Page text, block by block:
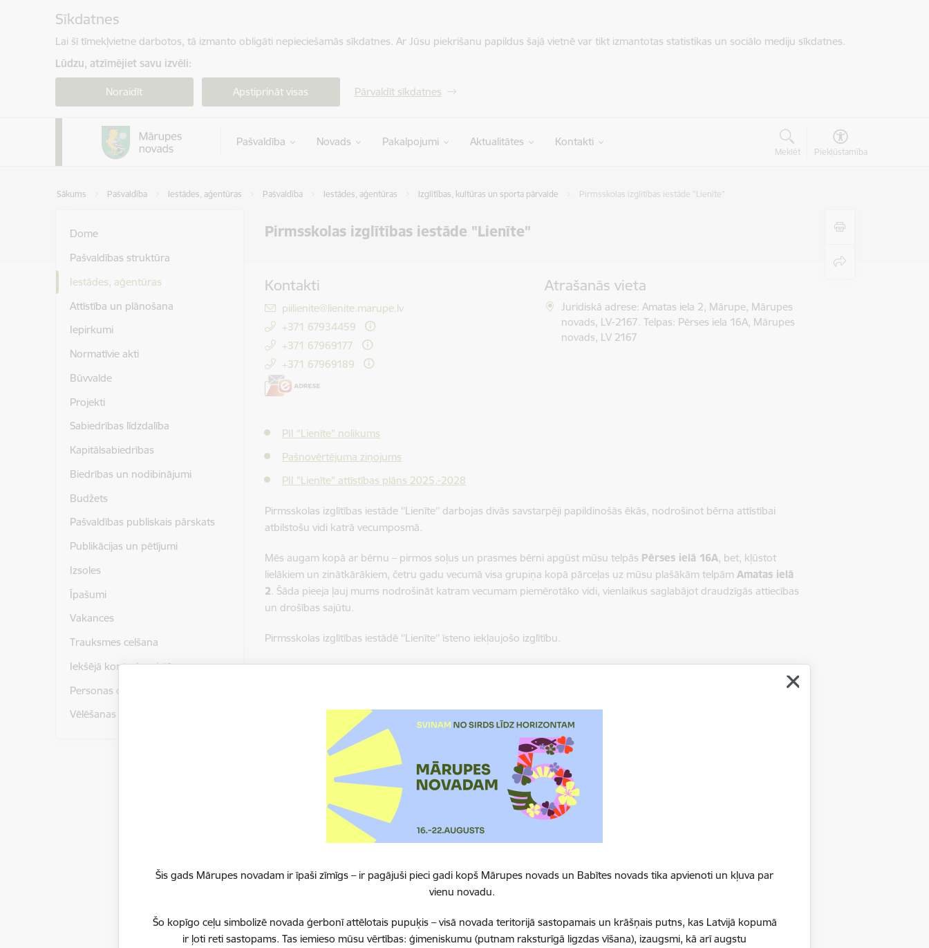
Sīkdatnes
Lai šī tīmekļvietne darbotos, tā izmanto obligāti nepieciešamās sīkdatnes. Ar Jūsu piekrišanu papildus šajā vietnē var tikt izmantotas statistikas un sociālo mediju sīkdatnes.
Lūdzu, atzīmējiet savu izvēli:
Noraidīt Apstiprināt visas Pārvaldīt sīkdatnes
Pašvaldība Novads Pakalpojumi Aktualitātes Kontakti
Meklēt Piekļūstamība
Sākums Pašvaldība Iestādes, aģentūras Pašvaldība Iestādes, aģentūras Izglītības, kultūras un sporta pārvalde Pirmsskolas izglītības iestāde "Lienīte"
Pirmsskolas izglītības iestāde "Lienīte"
Šis gads Mārupes novadam ir īpaši zīmīgs – ir pagājuši pieci gadi kopš Mārupes novads un Babītes novads tika apvienoti un kļuva par
vienu novadu.
Šo kopīgo ceļu simbolizē novada ģerbonī attēlotais pupuķis – visā novada teritorijā sastopamais un krāšņais putns, kas Latvijā kopumā
ir ļoti reti sastopams. Tas iemieso mūsu vērtības: ģimeniskumu (putnam raksturīgā ligzdas vīšana), izaugsmi, kā arī augstu
Dome
Pašvaldības struktūra
Iestādes, aģentūras
Attīstība un plānošana
Iepirkumi
Normatīvie akti
Būvvalde
Projekti
Sabiedrības līdzdalība
Kapitālsabiedrības
Biedrības un nodibinājumi
Budžets
Pašvaldības publiskais pārskats
Publikācijas un pētījumi
Izsoles
Īpašumi
Vakances
Trauksmes celšana
Iekšējā kontroles sistēma
Personas datu aizsardzība
Vēlēšanas
Kontakti
E-pasts:
piilienite@lienite.marupe.lv
+371 67934459
+371 67969177
+371 67969189
Atrašanās vieta
Juridiskā adrese: Amatas iela 2, Mārupe, Mārupes
novads, LV-2167. Telpas: Pērses iela 16A, Mārupes
novads, LV 2167
PII “Lienīte” nolikums
Pašnovērtējuma ziņojums
PII "Lienīte" attīstības plāns 2025.-2028
Pirmsskolas izglītības iestāde ‘’Lienīte’’ darbojas divās savstarpēji papildinošās ēkās, nodrošinot bērna attīstībai
atbilstošu vidi katrā vecumposmā.
Mēs augam kopā ar bērnu – pirmos soļus un prasmes bērni apgūst mūsu telpās Pērses ielā 16A, bet, kļūstot
lielākiem un zinātkārākiem, četru gadu vecumā visa grupiņa kopā pārceļas uz mūsu plašākām telpāmAmatas ielā
2. Šāda pieeja ļauj mums nodrošināt katram vecumam piemērotāko vidi, vienlaikus saglabājot draudzīgās attiecības
un drošības sajūtu.
Pirmsskolas izglītības iestādē ‘’Lienīte’’ īsteno iekļaujošo izglītību.
Ir licencētas trīs izglītības programmas:
3. Speciālās pirmsskolas izglītības programma izglītojamajiem ar jauktiem attīstības traucējumiem (izglītības
programmas kods 01015611)
2012.gadā par pašvaldības līdzekļiem bērnudārzā veikta iekštelpu renovācija, kā arī ēkas ārsienu siltināšana.
2015. gadā atklāta “Lienītes” otrā māja, kuru apmeklē bērni no 1,5 līdz 3 gadu vecumam.
Pērses iela 16a, Mārupe - telpu paplašinājums atvērts 2015. gadā (attēlā pa kreisi)